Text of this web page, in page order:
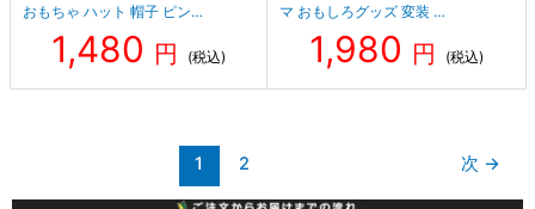
おもちゃ ハット 帽子 ピン…
1,480 円 (税込)
マ おもしろグッズ 変装 …
1,980 円 (税込)
1 2 次 →